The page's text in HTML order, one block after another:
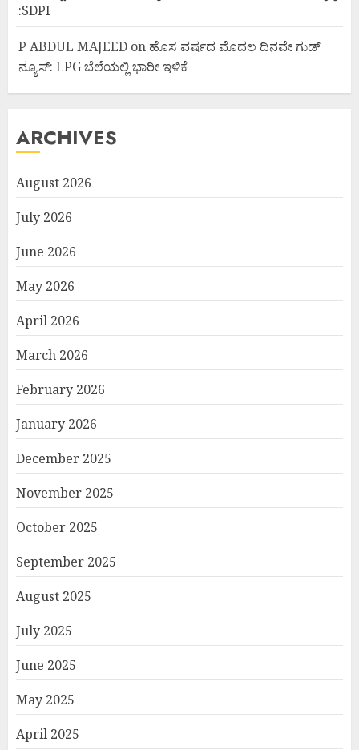
:SDPI
P ABDUL MAJEED on ಹೊಸ ವರ್ಷದ ಮೊದಲ ದಿನವೇ ಗುಡ್
ನ್ಯೂಸ್: LPG ಬೆಲೆಯಲ್ಲಿ ಭಾರೀ ಇಳಿಕೆ
ARCHIVES
August 2026
July 2026
June 2026
May 2026
April 2026
March 2026
February 2026
January 2026
December 2025
November 2025
October 2025
September 2025
August 2025
July 2025
June 2025
May 2025
April 2025